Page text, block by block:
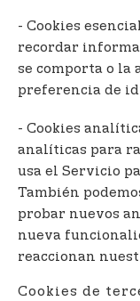
- Cookies
recordar
se comporta o la
preferencia de
- Cookies
analíticas para
usa el Servicio
También
probar nuevos
nueva
reaccionan
Cookies de